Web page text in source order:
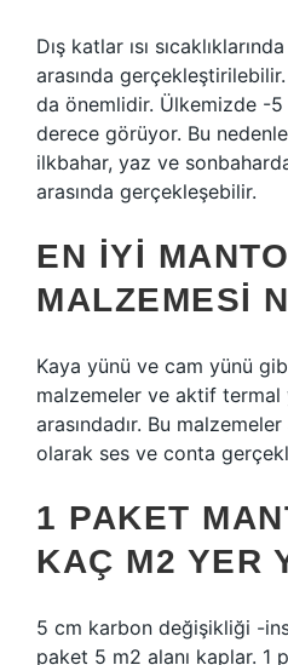
Dış katlar ısı
arasında
da önemlidir. Ülkemizde -
derece görüyor. Bu
ilkbahar, yaz ve
arasında gerçekleşebilir.
EN IYI
MALZEMESI
Kaya yünü ve cam yünü
malzemeler ve aktif termal
arasındadır. Bu
olarak ses ve conta
1 PAKET
KAÇ M2 YER
5 cm karbon değişikliği -
paket 5 m2 alanı kaplar. 1